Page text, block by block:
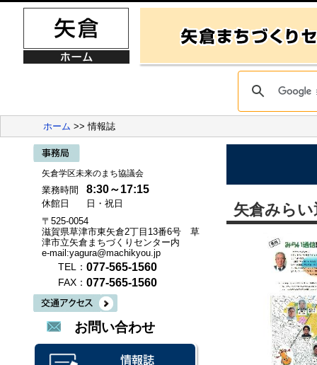
ホーム >> 情報誌
矢倉学区未来のまち協議会
業務時間 8:30～17:15
休館日
日・祝日
〒525-0054
滋賀県草津市東矢倉2丁目13番6号 草
津市立矢倉まちづくりセンター内
e-mail:yagura@machikyou.jp
TEL： 077-565-1560
FAX： 077-565-1560
お問い合わせ
矢倉みらい